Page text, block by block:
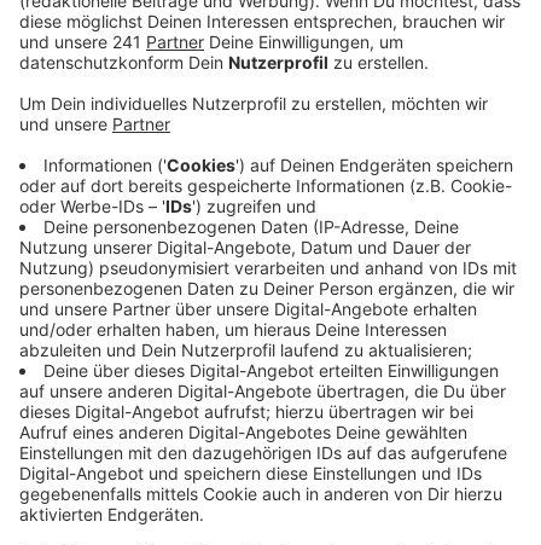
Anzeige
Tests an den Sprinkleranlagen
Anzeige
Wegen Bedenken nach einem Brandschutzgutachten
mussten die Sprinkleranlagen getestet werden. Jetzt
sind alle 650 Parkplätze pünktlich zum
Weihnachtsgeschäft wieder freigegeben.
Anzeige
Weitere Meldungen aus Leverkusen
Anzeige